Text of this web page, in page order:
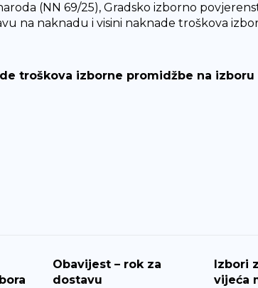
(NN 69/25), Gradsko izborno
na naknadu i visini naknade troškova
troškova izborne promidžbe na izboru
Obavijest – rok za
dostavu
Izbori
vijeća